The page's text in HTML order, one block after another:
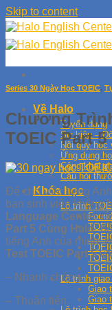
Skip to content
Về Halo
Tuyển dụng
Sự kiện –
Nội quy học
Ứng dụng
Công khai
Câu hỏi
Khóa học
Lộ trình
Lộ trình giao
Giao
Giao
Series 30 Ngày Học TOEIC,
Chương
TOEIC Part
Để cho việc tiếng
bạn sinh viên không
Language Center
Part 5 Cùng Halo”
tiếng Anh của mình.
Test TOEIC Part 5
– Nhanh chóng.
– Thuận tiện.